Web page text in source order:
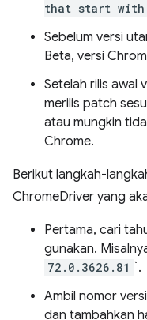
that start with
Sebelum versi
Beta, versi
Setelah rilis awal
merilis patch
atau mungkin
Chrome.
Berikut langkah-
ChromeDriver yang
Pertama, cari
gunakan.
72.0.3626.81 `.
Ambil nomor
dan tambahkan